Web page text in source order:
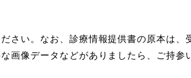
さい。なお、診療情報提供書の原本は、
画像データなどがありましたら、ご持参